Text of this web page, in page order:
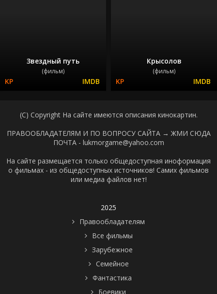
Звездный путь
(фильм)
Крысолов
(фильм)
(C) Copyright На сайте имеются описания кинокартин.
ПРАВООБЛАДАТЕЛЯМ И ПО ВОПРОСУ САЙТА → ЖМИ СЮДА
ПОЧТА - lukmorgame@yahoo.com
На сайте размещается только общедоступная иноформация
о фильмах - из общедоступных источников! Самих фильмов
или медиа файлов нет!
2025
Правообладателям
Все фильмы
Зарубежное
Семейное
Фантастика
Боевики